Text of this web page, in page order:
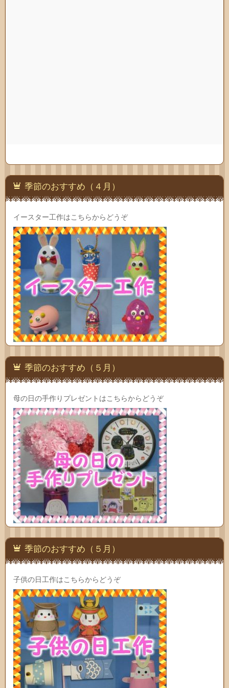
季節のおすすめ（４月）
イースター工作はこちらからどうぞ
季節のおすすめ（５月）
母の日の手作りプレゼントはこちらからどうぞ
季節のおすすめ（５月）
子供の日工作はこちらからどうぞ